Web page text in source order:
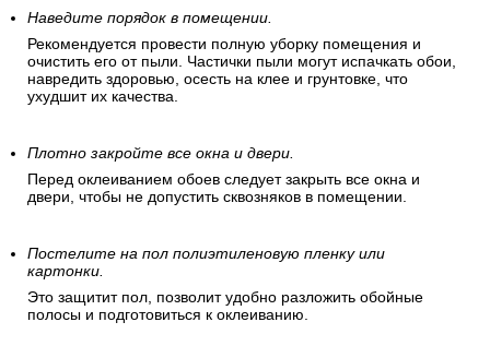
Наведите порядок в помещении.
Рекомендуется провести полную уборку помещения и
очистить его от пыли. Частички пыли могут испачкать обои,
навредить здоровью, осесть на клее и грунтовке, что
ухудшит их качества.
Плотно закройте все окна и двери.
Перед оклеиванием обоев следует закрыть все окна и
двери, чтобы не допустить сквозняков в помещении.
Постелите на пол полиэтиленовую пленку или
картонки.
Это защитит пол, позволит удобно разложить обойные
полосы и подготовиться к оклеиванию.